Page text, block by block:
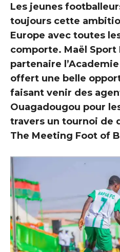
Les jeunes
toujours cette
Europe avec toutes
comporte. Maël
partenaire
offert une belle
faisant venir des
Ouagadougou pour
travers un tournoi de
The Meeting Foot of